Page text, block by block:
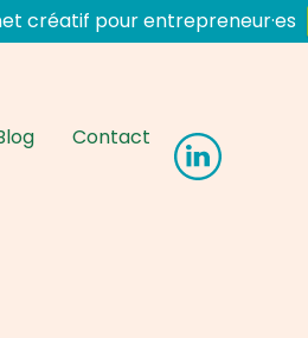
créatif pour entrepreneur·es
Contact